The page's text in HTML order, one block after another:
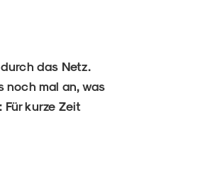
das Netz.
noch mal an, was
kurze Zeit